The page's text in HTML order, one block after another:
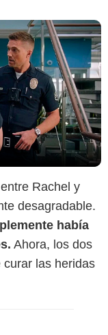
Rachel y
desagradable.
había
Ahora, los dos
las heridas